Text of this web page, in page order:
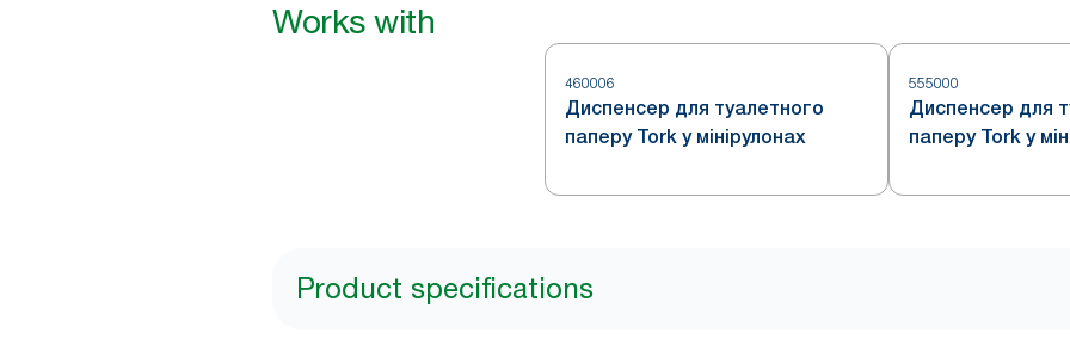
Works with
460006
Диспенсер для туалетного
паперу Tork у мінірулонах
555000
Диспенсер для
паперу Tork у
Product specifications